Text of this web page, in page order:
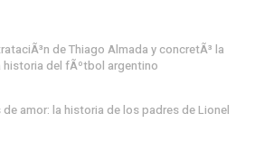
de Thiago Almada y concretÃ³ la
historia del fÃºtbol argentino
amor: la historia de los padres de Lionel